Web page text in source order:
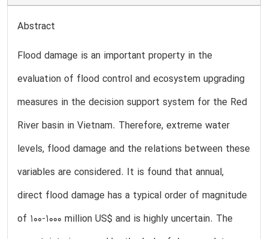
Abstract
Flood damage is an important property in the
evaluation of flood control and ecosystem upgrading
measures in the decision support system for the Red
River basin in Vietnam. Therefore, extreme water
levels, flood damage and the relations between these
variables are considered. It is found that annual,
direct flood damage has a typical order of magnitude
of 100-1000 million US$ and is highly uncertain. The